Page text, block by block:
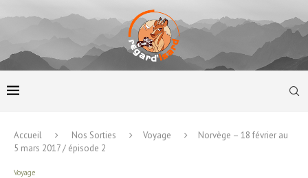
Accueil Nos Sorties Voyage
Norvège – 18 février au
5 mars 2017 / épisode 2
Voyage